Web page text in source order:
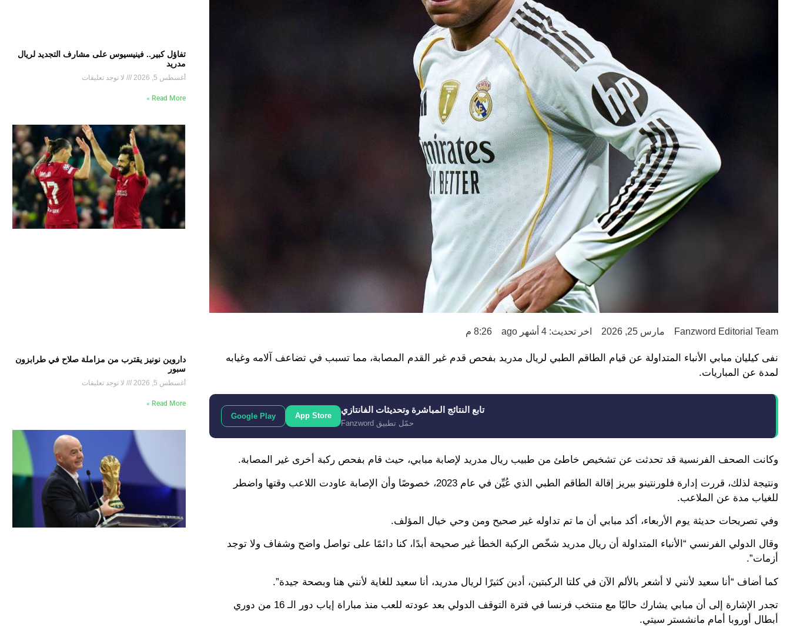
Fanzword Editorial Team مارس 25, 2026 اخر تحديث: 4 أشهر ago 8:26 م
نفى كيليان مبابي الأنباء المتداولة عن قيام الطاقم الطبي لريال مدريد بفحص قدم غير القدم المصابة، مما تسبب في تضاعف آلامه وغيابه
لمدة عن المباريات.
تابع النتائج المباشرة وتحديثات الفانتازي
حمّل تطبيق Fanzword
App Store
Google Play
وكانت الصحف الفرنسية قد تحدثت عن تشخيص خاطئ من طبيب ريال مدريد لإصابة مبابي، حيث قام بفحص ركبة أخرى غير المصابة.
ونتيجة لذلك، قررت إدارة فلورنتينو بيريز إقالة الطاقم الطبي الذي عُيِّن في عام 2023، خصوصًا وأن الإصابة عاودت اللاعب وقتها واضطر
للغياب مدة عن الملاعب.
وفي تصريحات حديثة يوم الأربعاء، أكد مبابي أن ما تم تداوله غير صحيح ومن وحي خيال المؤلف.
وقال الدولي الفرنسي “الأنباء المتداولة أن ريال مدريد شخّص الركبة الخطأ غير صحيحة أبدًا، كنا دائمًا على تواصل واضح وشفاف ولا توجد
أزمات”.
كما أضاف “أنا سعيد لأنني لا أشعر بالألم الآن في كلتا الركبتين، أدين كثيرًا لريال مدريد، أنا سعيد للغاية لأنني هنا وبصحة جيدة”.
تجدر الإشارة إلى أن مبابي يشارك حاليًا مع منتخب فرنسا في فترة التوقف الدولي بعد عودته للعب منذ مباراة إياب دور الـ 16 من دوري
أبطال أوروبا أمام مانشستر سيتي.
تفاؤل كبير.. فينيسيوس على مشارف التجديد لريال
مدريد
أغسطس 5, 2026 لا توجد تعليقات
Read More »
داروين نونيز يقترب من مزاملة صلاح في طرابزون
سبور
أغسطس 5, 2026 لا توجد تعليقات
Read More »